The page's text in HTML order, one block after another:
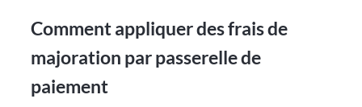
Comment appliquer des frais de
majoration par passerelle de
paiement